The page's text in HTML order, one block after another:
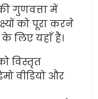
गुणवत्ता में
को पूरा करने
लिए यहाँ हैं।
विस्तृत
वीडियो और